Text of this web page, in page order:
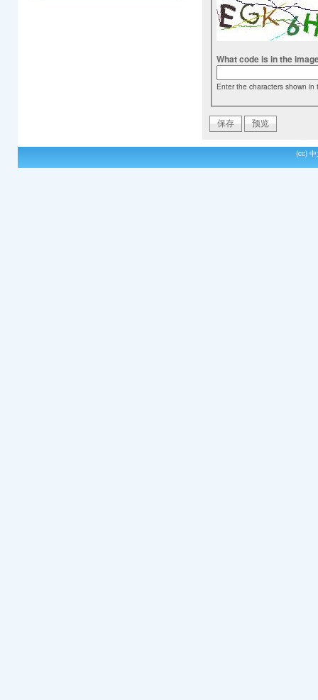
What code is in the
Enter the characters shown in
(cc)中